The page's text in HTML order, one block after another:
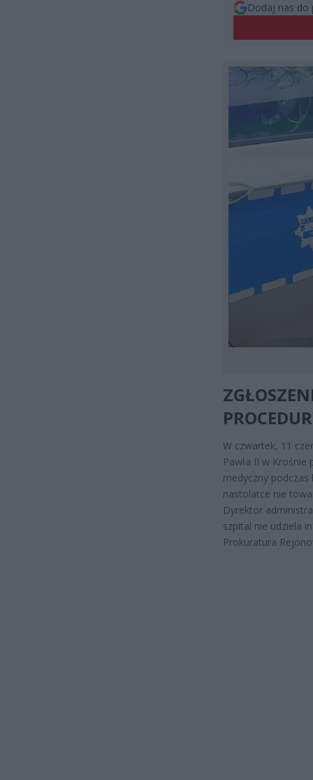
Dodaj nas do
W czwartek, 11
Pawła II w
medyczny podczas
nastolatce nie
Dyrektor
szpital nie udziela
Prokuratura